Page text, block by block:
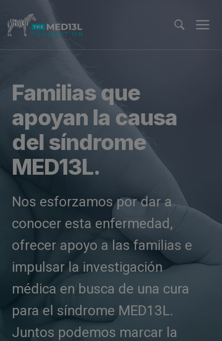
contenido
Familias que
apoyan la causa
del síndrome
MED13L.
Nos esforzamos por dar a
conocer esta enfermedad,
ofrecer apoyo a las familias e
impulsar la investigación
médica en busca de una cura
para el síndrome MED13L.
Juntos podemos marcar la